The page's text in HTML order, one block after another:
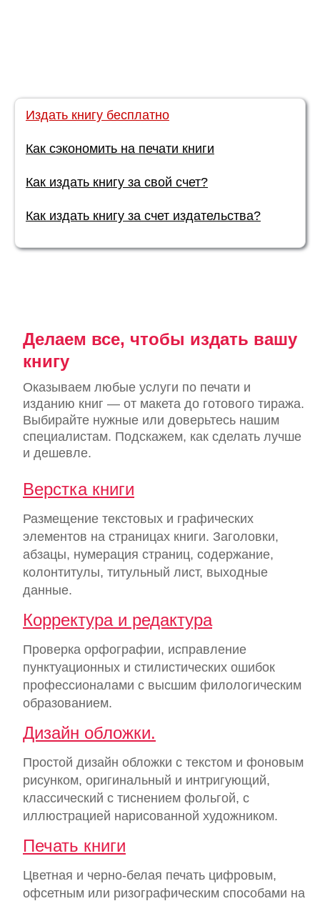
Издать книгу бесплатно
Как сэкономить на печати книги
Как издать книгу за свой счет?
Как издать книгу за счет издательства?
Делаем все, чтобы издать вашу
книгу
Оказываем любые услуги по печати и
изданию книг — от макета до готового тиража.
Выбирайте нужные или доверьтесь нашим
специалистам. Подскажем, как сделать лучше
и дешевле.
Верстка книги
Размещение текстовых и графических
элементов на страницах книги. Заголовки,
абзацы, нумерация страниц, содержание,
колонтитулы, титульный лист, выходные
данные.
Корректура и редактура
Проверка орфографии, исправление
пунктуационных и стилистических ошибок
профессионалами с высшим филологическим
образованием.
Дизайн обложки.
Простой дизайн обложки с текстом и фоновым
рисунком, оригинальный и интригующий,
классический с тиснением фольгой, с
иллюстрацией нарисованной художником.
Печать книги
Цветная и черно-белая печать цифровым,
офсетным или ризографическим способами на